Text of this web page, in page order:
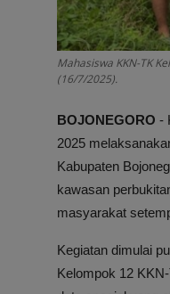
Mahasiswa KKN-TK
(16/7/2025).
BOJONEGORO -
2025
Kabupaten
kawasan
masyarakat
Kegiatan dimulai
Kelompok 12